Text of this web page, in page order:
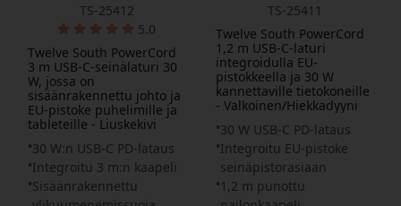
TS-25412
5.0
Twelve South PowerCord
3 m USB-C-seinälaturi 30
W, jossa on
sisäänrakennettu johto ja
EU-pistoke puhelimille ja
tableteille - Liuskekivi
30 W:n USB-C PD-lataus
Integroitu 3 m:n kaapeli
Sisäänrakennettu
TS-25411
Twelve South PowerCord
1,2 m USB-C-laturi
integroidulla EU-
pistokkeella ja 30 W
kannettaville tietokoneille
- Valkoinen/Hiekkadyyni
30 W USB-C PD-lataus
Integroitu EU-pistoke
seinäpistorasiaan
1,2 m punottu